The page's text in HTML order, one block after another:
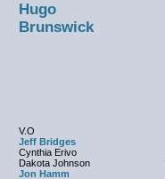
Hugo
Brunswick
V.O
Jeff Bridges
Cynthia Erivo
Dakota Johnson
Jon Hamm